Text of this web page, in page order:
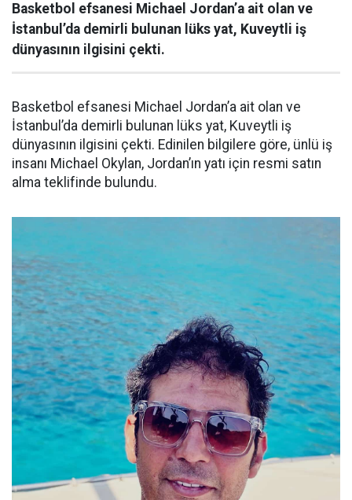
Basketbol efsanesi Michael Jordan’a ait olan ve
İstanbul’da demirli bulunan lüks yat, Kuveytli iş
dünyasının ilgisini çekti.
Basketbol efsanesi Michael Jordan’a ait olan ve
İstanbul’da demirli bulunan lüks yat, Kuveytli iş
dünyasının ilgisini çekti. Edinilen bilgilere göre, ünlü iş
insanı Michael Okylan, Jordan’ın yatı için resmi satın
alma teklifinde bulundu.